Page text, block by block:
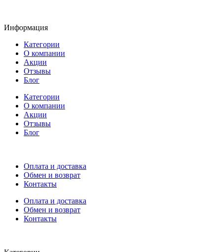
Информация
Категории
О компании
Акции
Отзывы
Блог
Категории
О компании
Акции
Отзывы
Блог
Оплата и доставка
Обмен и возврат
Контакты
Оплата и доставка
Обмен и возврат
Контакты